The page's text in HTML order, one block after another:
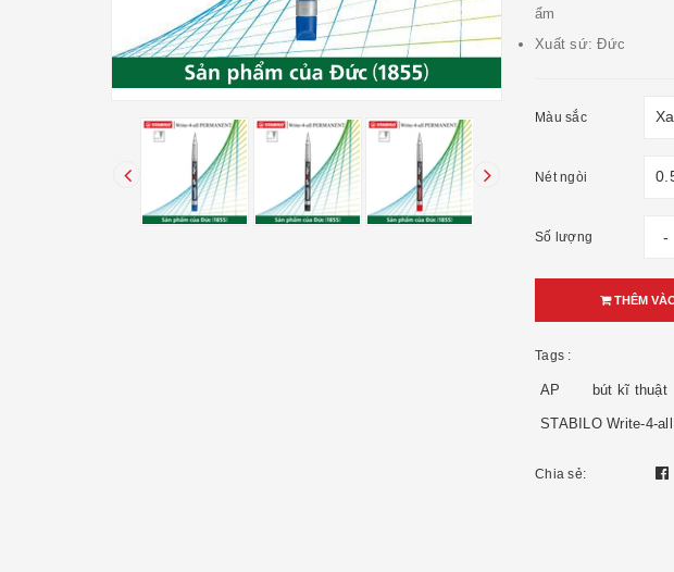
ẩm
Xuất sứ: Đức
Màu sắc
Nét ngòi
Số lượng -
THÊM
Tags :
AP bút kĩ thuật
STABILO Write-4-all
Chia sẻ: